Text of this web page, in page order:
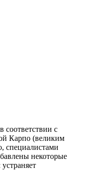
соответствии с
Карпо (великим
специалистами
некоторые